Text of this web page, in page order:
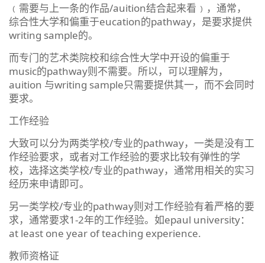
﹙需要与上一条的作品/auition结合起来看﹚，通常，
综合性大学和偏重于eucation的pathway，是要求提供
writing sample的。
而专门的艺术类院校和综合性大学中开设的偏重于
music的pathway则不需要。所以，可以理解为，
auition 与writing sample只需要提供其一，而不会同时
要求。
工作经验
大致可以分为两类学校/专业的pathway，一类是没有工
作经验要求，或者对工作经验的要求比较有弹性的学
校，选择这类学校/专业的pathway，通常用相关的实习
经历来申请即可。
另一类学校/专业的pathway则对工作经验有着严格的要
求，通常要求1-2年的工作经验。如epaul university：
at least one year of teaching experience.
教师资格证